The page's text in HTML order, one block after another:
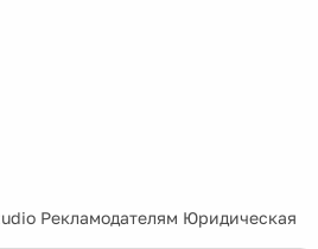
Рекламодателям Юридическая